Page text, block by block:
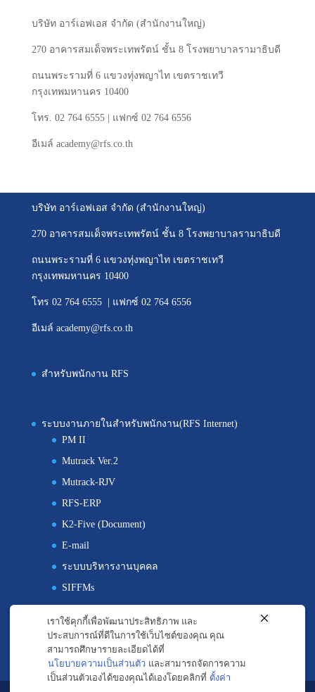
บริษัท อาร์เอฟเอส จำกัด (สำนักงานใหญ่)
270 อาคารสมเด็จพระเทพรัตน์ ชั้น 8 โรงพยาบาลรามาธิบดี
ถนนพระรามที่6 แขวงทุ่งพญาไท เขตราชเทวี
กรุงเทพมหานคร 10400
โทร . 02 764 6555 | แฟกซ์ 02 764 6556
อีเมล์ academy@rfs.co.th
บริษัท อาร์เอฟเอส จำกัด (สำนักงานใหญ่)
270 อาคารสมเด็จพระเทพรัตน์ ชั้น 8 โรงพยาบาลรามาธิบดี
ถนนพระรามที่ 6 แขวงทุ่งพญาไท เขตราชเทวี
กรุงเทพมหานคร 10400
โทร 02 764 6555 | แฟกซ์ 02 764 6556
อีเมล์ academy@rfs.co.th
สำหรับพนักงาน RFS
ระบบงานภายในสำหรับพนักงาน(RFS Internet)
PM II
Mutrack Ver.2
Mutrack-RJV
RFS-ERP
K2-Five (Document)
E-mail
ระบบบริหารงานบุคคล
SIFFMs
Maximo
เราใช้คุกกี้เพื่อพัฒนาประสิทธิภาพ และ
ประสบการณ์ที่ดีในการใช้เว็บไซต์ของคุณ คุณ
สามารถศึกษารายละเอียดได้ที่
นโยบายความเป็นส่วนตัว และสามารถจัดการความ
เป็นส่วนตัวเองได้ของคุณได้เองโดยคลิกที่ ตั้งค่า